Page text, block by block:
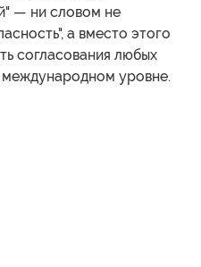
— ни словом не
а вместо этого
согласования любых
международном уровне.